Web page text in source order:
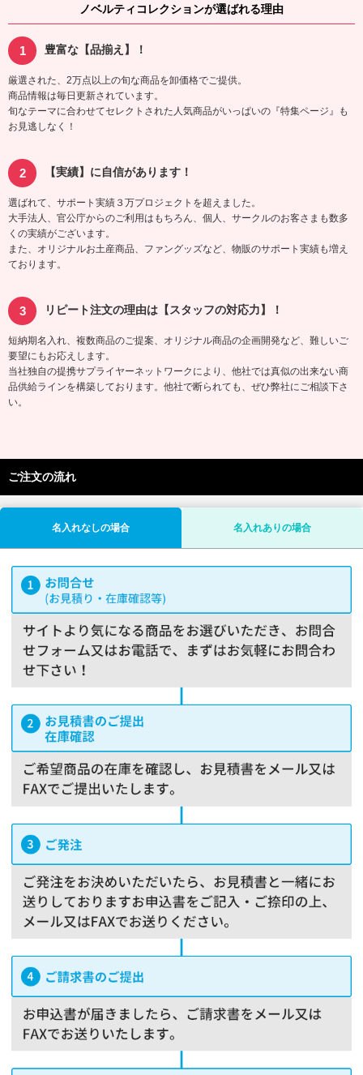
ノベルティコレクションが選ばれる理由
豊富な【品揃え】！
厳選された、2万点以上の旬な商品を卸価格でご提供。
商品情報は毎日更新されています。
旬なテーマに合わせてセレクトされた人気商品がいっぱいの『特集ページ』も
お見逃しなく！
【実績】に自信があります！
選ばれて、サポート実績３万プロジェクトを超えました。
大手法人、官公庁からのご利用はもちろん、個人、サークルのお客さまも数多
くの実績がございます。
また、オリジナルお土産商品、ファングッズなど、物販のサポート実績も増え
ております。
リピート注文の理由は【スタッフの対応力】！
短納期名入れ、複数商品のご提案、オリジナル商品の企画開発など、難しいご
要望にもお応えします。
当社独自の提携サプライヤーネットワークにより、他社では真似の出来ない商
品供給ラインを構築しております。他社で断られても、ぜひ弊社にご相談下さ
い。
ご注文の流れ
名入れなしの場合 名入れありの場合